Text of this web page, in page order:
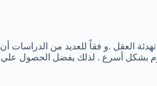
العقل .و فقاً للعديد من الدراسات أن
بشكل أسرع . لذلك يفضل الحصول علي